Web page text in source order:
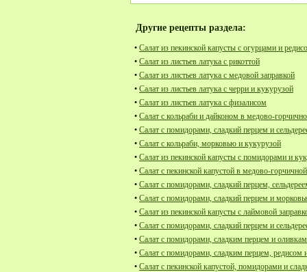
Другие рецепты раздела:
• Салат из пекинской капусты с огурцами и
• Салат из листьев латука с рикоттой
• Салат из листьев латука с медовой заправкой
• Салат из листьев латука с черри и кукурузой
• Салат из листьев латука с физалисом
• Салат с кольраби и дайконом в медово-
• Салат с помидорами, сладкий перцем и
• Салат с кольраби, морковью и кукурузой
• Салат из пекинской капусты с помидорами и
• Салат с пекинской капустой в медово-
• Салат с помидорами, сладкий перцем,
• Салат с помидорами, сладкий перцем и
• Салат из пекинской капусты с лаймовой
• Салат с помидорами, сладкий перцем и
• Салат с помидорами, сладким перцем и
• Салат с помидорами, сладким перцем, редисом
• Салат с пекинской капустой, помидорами и